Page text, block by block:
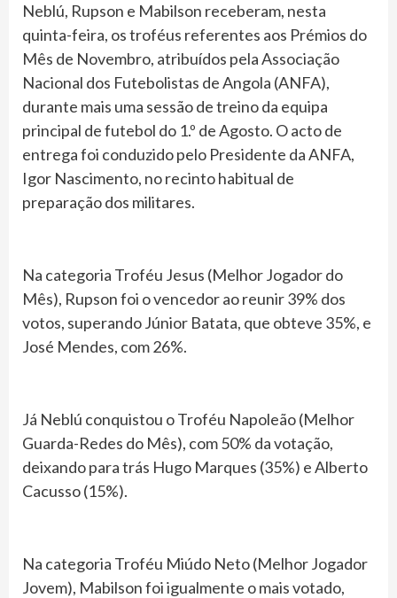
Neblú, Rupson e Mabilson receberam, nesta
quinta-feira, os troféus referentes aos Prémios do
Mês de Novembro, atribuídos pela Associação
Nacional dos Futebolistas de Angola (ANFA),
durante mais uma sessão de treino da equipa
principal de futebol do 1.º de Agosto. O acto de
entrega foi conduzido pelo Presidente da ANFA,
Igor Nascimento, no recinto habitual de
preparação dos militares.
Na categoria Troféu Jesus (Melhor Jogador do
Mês), Rupson foi o vencedor ao reunir 39% dos
votos, superando Júnior Batata, que obteve 35%, e
José Mendes, com 26%.
Já Neblú conquistou o Troféu Napoleão (Melhor
Guarda-Redes do Mês), com 50% da votação,
deixando para trás Hugo Marques (35%) e Alberto
Cacusso (15%).
Na categoria Troféu Miúdo Neto (Melhor Jogador
Jovem), Mabilson foi igualmente o mais votado,